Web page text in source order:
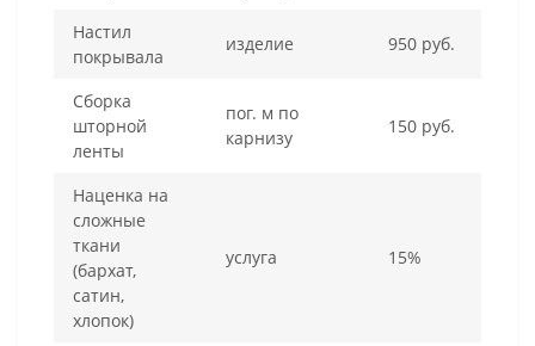
Настил
покрывала
изделие 950 руб.
Сборка
шторной
ленты
пог. м по
карнизу
150 руб.
Наценка на
сложные
ткани
(бархат,
сатин,
хлопок)
услуга 15%